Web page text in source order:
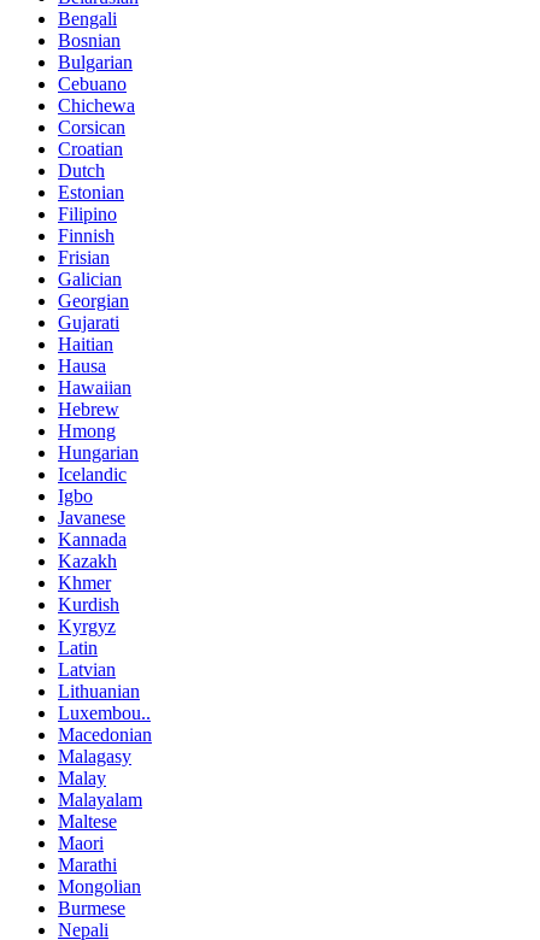
Bengali
Bosnian
Bulgarian
Cebuano
Chichewa
Corsican
Croatian
Dutch
Estonian
Filipino
Finnish
Frisian
Galician
Georgian
Gujarati
Haitian
Hausa
Hawaiian
Hebrew
Hmong
Hungarian
Icelandic
Igbo
Javanese
Kannada
Kazakh
Khmer
Kurdish
Kyrgyz
Latin
Latvian
Lithuanian
Luxembou..
Macedonian
Malagasy
Malay
Malayalam
Maltese
Maori
Marathi
Mongolian
Burmese
Nepali